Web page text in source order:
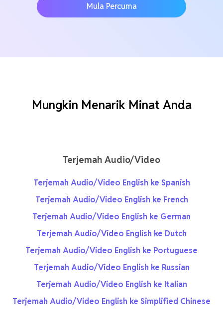
Mula Percuma
Mungkin Menarik Minat Anda
Terjemah Audio/Video
Terjemah Audio/Video English ke Spanish
Terjemah Audio/Video English ke French
Terjemah Audio/Video English ke German
Terjemah Audio/Video English ke Dutch
Terjemah Audio/Video English ke Portuguese
Terjemah Audio/Video English ke Russian
Terjemah Audio/Video English ke Italian
Terjemah Audio/Video English ke Simplified Chinese